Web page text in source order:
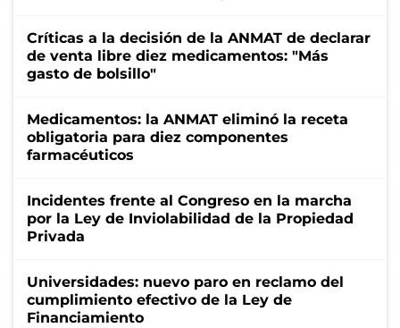
Críticas a la decisión de la ANMAT de declarar
de venta libre diez medicamentos: "Más
gasto de bolsillo"
Medicamentos: la ANMAT eliminó la receta
obligatoria para diez componentes
farmacéuticos
Incidentes frente al Congreso en la marcha
por la Ley de Inviolabilidad de la Propiedad
Privada
Universidades: nuevo paro en reclamo del
cumplimiento efectivo de la Ley de
Financiamiento